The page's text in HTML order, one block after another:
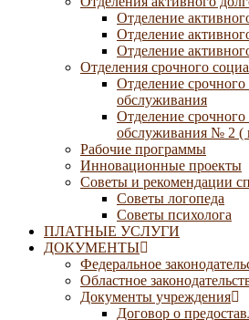
Отделение
Отделение
Отделение
Отделения срочного
Отделение срочного
обслуживания
Отделение срочного
обслуживания № 2 (
Рабочие программы
Инновационные проекты
Советы и рекомендации
Советы логопеда
Советы психолога
ПЛАТНЫЕ УСЛУГИ
ДОКУМЕНТЫ
Федеральное
Областное
Документы учреждения
Договор о